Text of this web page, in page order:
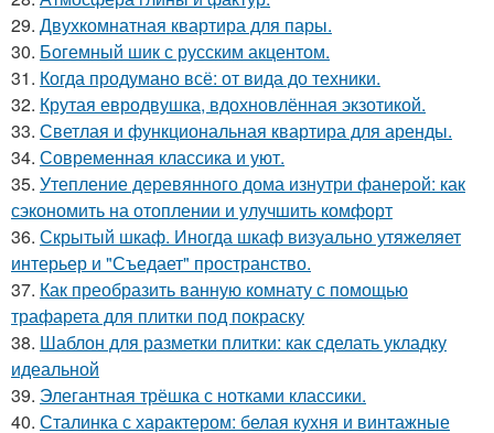
29. Двухкомнатная квартира для пары.
30. Богемный шик с русским акцентом.
31. Когда продумано всё: от вида до техники.
32. Крутая евродвушка, вдохновлённая экзотикой.
33. Светлая и функциональная квартира для аренды.
34. Современная классика и уют.
35. Утепление деревянного дома изнутри фанерой: как
сэкономить на отоплении и улучшить комфорт
36. Скрытый шкаф. Иногда шкаф визуально утяжеляет
интерьер и "Съедает" пространство.
37. Как преобразить ванную комнату с помощью
трафарета для плитки под покраску
38. Шаблон для разметки плитки: как сделать укладку
идеальной
39. Элегантная трёшка с нотками классики.
40. Сталинка с характером: белая кухня и винтажные